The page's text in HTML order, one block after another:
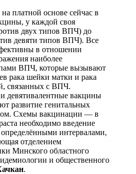
платной основе сейчас в
у каждой своя
двух типов ВПЧ) до
девяти типов ВПЧ). Все
в отношении
наиболее
ВПЧ, которые вызывают
рака шейки матки и рака
связанных с ВПЧ.
девятивалентные вакцины
развитие генитальных
Схемы вакцинации — в
необходимо введение
определёнными интервалами,
отделением
Минского областного
и общественного
.